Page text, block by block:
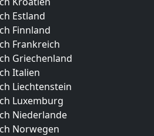
Estland
Finnland
Frankreich
Griechenland
Italien
Liechtenstein
Luxemburg
Niederlande
Norwegen